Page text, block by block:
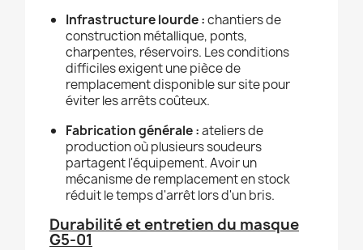
Infrastructure lourde :chantiers de
construction métallique, ponts,
charpentes, réservoirs. Les conditions
difficiles exigent une pièce de
remplacement disponible sur site pour
éviter les arrêts coûteux.
Fabrication générale :ateliers de
production où plusieurs soudeurs
partagent l'équipement. Avoir un
mécanisme de remplacement en stock
réduit le temps d'arrêt lors d'un bris.
Durabilité et entretien du masque
G5-01